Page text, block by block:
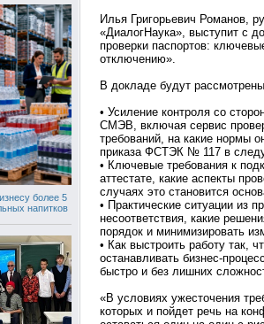
более 5
напитков
Илья Григорьевич Романов,
«ДиалогНаука», выступит с
проверки паспортов:
отключению».
В докладе будут
• Усиление контроля со
СМЭВ, включая сервис
требований, на какие нормы
приказа ФСТЭК № 117 в
• Ключевые требования к
аттестате, какие аспекты
случаях это становится
• Практические ситуации из
несоответствия, какие
порядок и минимизировать
• Как выстроить работу так,
останавливать бизнес-
быстро и без лишних
«В условиях ужесточения
которых и пойдет речь на